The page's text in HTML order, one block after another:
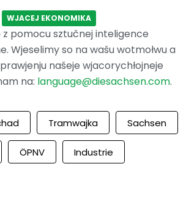
WJACEJ EKONOMIKA
z pomocu sztučnej inteligence
Wjeselimy so na wašu wotmołwu a
našeje wjacorychłojneje
na: language@diesachsen.com.
Tramwajka Sachsen
ÖPNV Industrie